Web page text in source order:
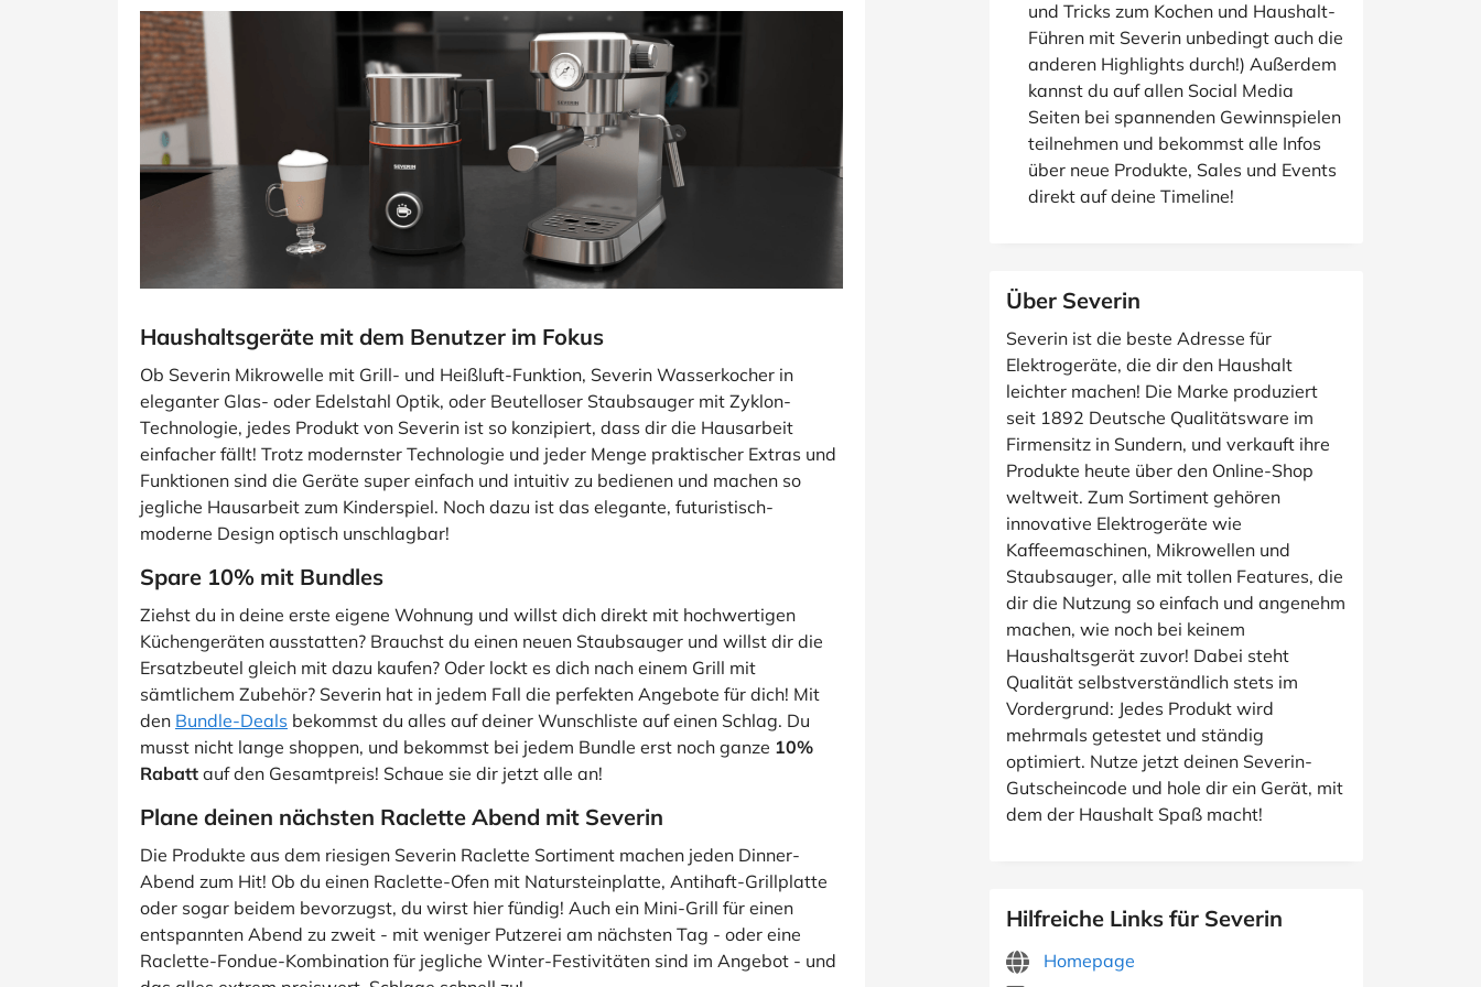
und Tricks zum Kochen und Haushalt-
Führen mit Severin unbedingt auch die
anderen Highlights durch!) Außerdem
kannst du auf allen Social Media
Seiten bei spannenden Gewinnspielen
teilnehmen und bekommst alle Infos
über neue Produkte, Sales und Events
direkt auf deine Timeline!
Über Severin
Severin ist die beste Adresse für
Elektrogeräte, die dir den Haushalt
leichter machen! Die Marke produziert
seit 1892 Deutsche Qualitätsware im
Firmensitz in Sundern, und verkauft ihre
Produkte heute über den Online-Shop
weltweit. Zum Sortiment gehören
innovative Elektrogeräte wie
Kaffeemaschinen, Mikrowellen und
Staubsauger, alle mit tollen Features, die
dir die Nutzung so einfach und angenehm
machen, wie noch bei keinem
Haushaltsgerät zuvor! Dabei steht
Qualität selbstverständlich stets im
Vordergrund: Jedes Produkt wird
mehrmals getestet und ständig
optimiert. Nutze jetzt deinen Severin-
Gutscheincode und hole dir ein Gerät, mit
dem der Haushalt Spaß macht!
Hilfreiche Links für Severin
Homepage
Haushaltsgeräte mit dem Benutzer im Fokus
Ob Severin Mikrowelle mit Grill- und Heißluft-Funktion, Severin Wasserkocher in
eleganter Glas- oder Edelstahl Optik, oder Beutelloser Staubsauger mit Zyklon-
Technologie, jedes Produkt von Severin ist so konzipiert, dass dir die Hausarbeit
einfacher fällt! Trotz modernster Technologie und jeder Menge praktischer Extras und
Funktionen sind die Geräte super einfach und intuitiv zu bedienen und machen so
jegliche Hausarbeit zum Kinderspiel. Noch dazu ist das elegante, futuristisch-
moderne Design optisch unschlagbar!
Spare 10% mit Bundles
Ziehst du in deine erste eigene Wohnung und willst dich direkt mit hochwertigen
Küchengeräten ausstatten? Brauchst du einen neuen Staubsauger und willst dir die
Ersatzbeutel gleich mit dazu kaufen? Oder lockt es dich nach einem Grill mit
sämtlichem Zubehör? Severin hat in jedem Fall die perfekten Angebote für dich! Mit
den Bundle-Deals bekommst du alles auf deiner Wunschliste auf einen Schlag. Du
musst nicht lange shoppen, und bekommst bei jedem Bundle erst noch ganze 10%
Rabatt auf den Gesamtpreis! Schaue sie dir jetzt alle an!
Plane deinen nächsten Raclette Abend mit Severin
Die Produkte aus dem riesigen Severin Raclette Sortiment machen jeden Dinner-
Abend zum Hit! Ob du einen Raclette-Ofen mit Natursteinplatte, Antihaft-Grillplatte
oder sogar beidem bevorzugst, du wirst hier fündig! Auch ein Mini-Grill für einen
entspannten Abend zu zweit - mit weniger Putzerei am nächsten Tag - oder eine
Raclette-Fondue-Kombination für jegliche Winter-Festivitäten sind im Angebot - und